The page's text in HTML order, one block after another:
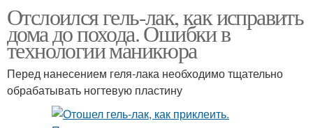
Отслоился гель-лак, как исправить
дома до похода. Ошибки в
технологии маникюра
Перед нанесением геля-лака необходимо тщательно
обрабатывать ногтевую пластину